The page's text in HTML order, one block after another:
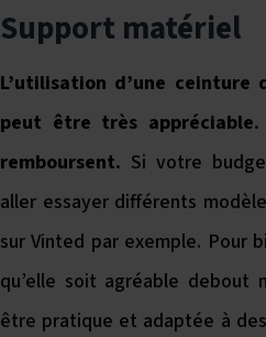
Support matériel
L’utilisation d’une ceinture
peut être très
remboursent. Si votre
aller essayer différents
sur Vinted par exemple. Pour
qu’elle soit agréable debout
être pratique et adaptée à